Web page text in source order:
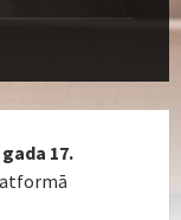
gada 17.